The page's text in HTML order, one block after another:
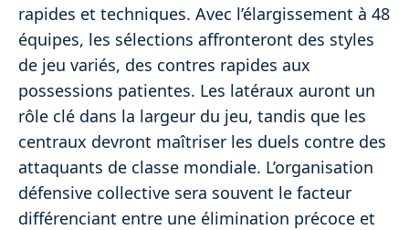
rapides et techniques. Avec l’élargissement à 48
équipes, les sélections affronteront des styles
de jeu variés, des contres rapides aux
possessions patientes. Les latéraux auront un
rôle clé dans la largeur du jeu, tandis que les
centraux devront maîtriser les duels contre des
attaquants de classe mondiale. L’organisation
défensive collective sera souvent le facteur
différenciant entre une élimination précoce et